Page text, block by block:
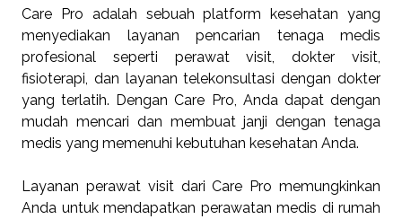
Care Pro adalah sebuah platform kesehatan yang
menyediakan layanan pencarian tenaga medis
profesional seperti perawat visit, dokter visit,
fisioterapi, dan layanan telekonsultasi dengan dokter
yang terlatih. Dengan Care Pro, Anda dapat dengan
mudah mencari dan membuat janji dengan tenaga
medis yang memenuhi kebutuhan kesehatan Anda.
Layanan perawat visit dari Care Pro memungkinkan
Anda untuk mendapatkan perawatan medis di rumah